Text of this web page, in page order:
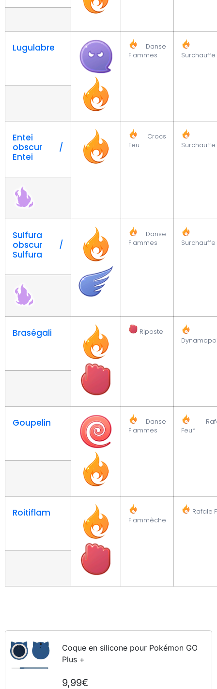
Lugulabre
Danse
Flammes
Surchauffe
Entei
obscur /
Entei
Crocs
Feu
Surchauffe
Sulfura
obscur /
Sulfura
Danse
Flammes
Surchauffe
Braségali
Riposte
Goupelin
Danse
Flammes
Feu*
Roitiflam
Flammèche
Rafale
Coque en silicone pour Pokémon GO
Plus +
9,99€